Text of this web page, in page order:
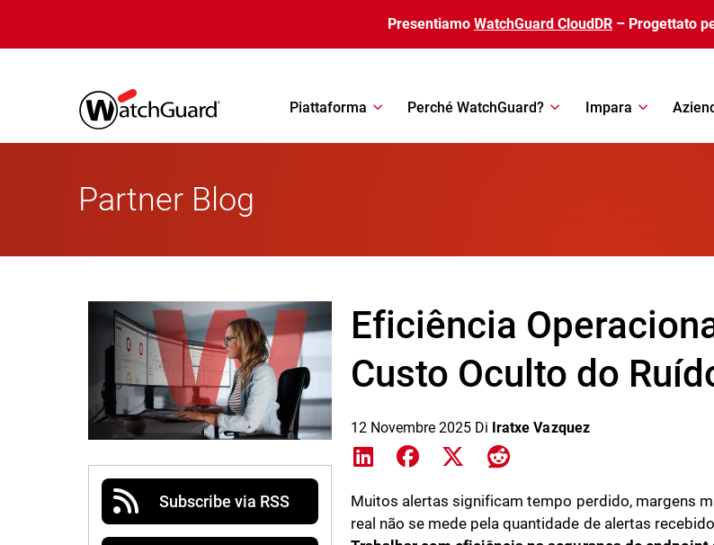
Presentiamo WatchGuard CloudDR – Progettato
Piattaforma Perché WatchGuard? Impara
Partner Blog
Subscribe via RSS
Eficiência
Custo Oculto do
12 Novembre 2025 Di Iratxe Vazquez
Share on LinkedIn
Share on Facebook
Share on XShare on Reddit
Muitos alertas significam tempo perdido, margens
real não se mede pela quantidade de alertas